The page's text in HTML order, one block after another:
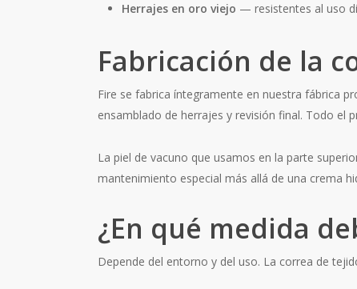
Herrajes en oro viejo — resistentes al uso
Fabricación de la
Fire se fabrica íntegramente en nuestra fábrica
ensamblado de herrajes y revisión final. Todo el
La piel de vacuno que usamos en la parte
mantenimiento especial más allá de una crema
¿En qué medida
Depende del entorno y del uso. La correa de